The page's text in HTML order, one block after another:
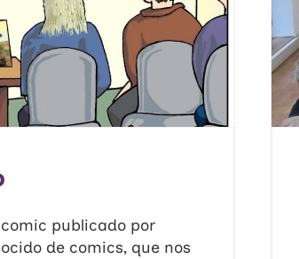
publicado por
de comics, que nos